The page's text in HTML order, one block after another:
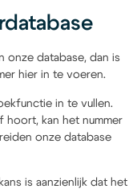
onze database, dan is
hier in te voeren.
in te vullen.
hoort, kan het nummer
onze database
is aanzienlijk dat het